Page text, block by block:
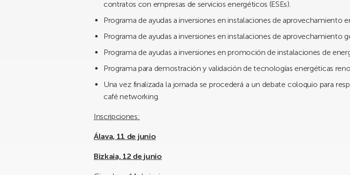
contratos con empresas de servicios energéticos (ESEs).
Programa de ayudas a inversiones en instalaciones de aprovechamiento
Programa de ayudas a inversiones en instalaciones de aprovechamiento
Programa de ayudas a inversiones en promoción de instalaciones de
Programa para demostración y validación de tecnologías energéticas
Una vez finalizada la jornada se procederá a un debate coloquio para
café networking.
Inscripciones:
Álava, 11 de junio
Bizkaia, 12 de junio